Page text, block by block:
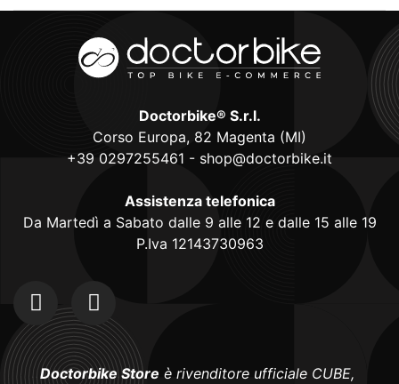
Doctorbike® S.r.l.
Corso Europa, 82 Magenta (MI)
+39 0297255461 - shop@doctorbike.it
Assistenza telefonica
Da Martedì a Sabato dalle 9 alle 12 e dalle 15 alle 19
P.Iva 12143730963
Doctorbike Store è rivenditore ufficiale CUBE,